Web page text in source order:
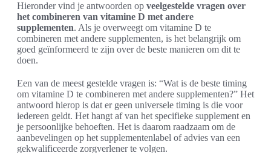
Hieronder vind je antwoorden op veelgestelde vragen over
het combineren van vitamine D met andere
supplementen. Als je overweegt om vitamine D te
combineren met andere supplementen, is het belangrijk om
goed geïnformeerd te zijn over de beste manieren om dit te
doen.
Een van de meest gestelde vragen is: “Wat is de beste timing
om vitamine D te combineren met andere supplementen?” Het
antwoord hierop is dat er geen universele timing is die voor
iedereen geldt. Het hangt af van het specifieke supplement en
je persoonlijke behoeften. Het is daarom raadzaam om de
aanbevelingen op het supplementenlabel of advies van een
gekwalificeerde zorgverlener te volgen.